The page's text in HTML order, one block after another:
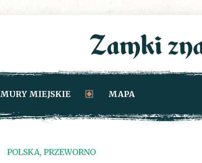
MURY MIEJSKIE MAPA
POLSKA, PRZEWORNO